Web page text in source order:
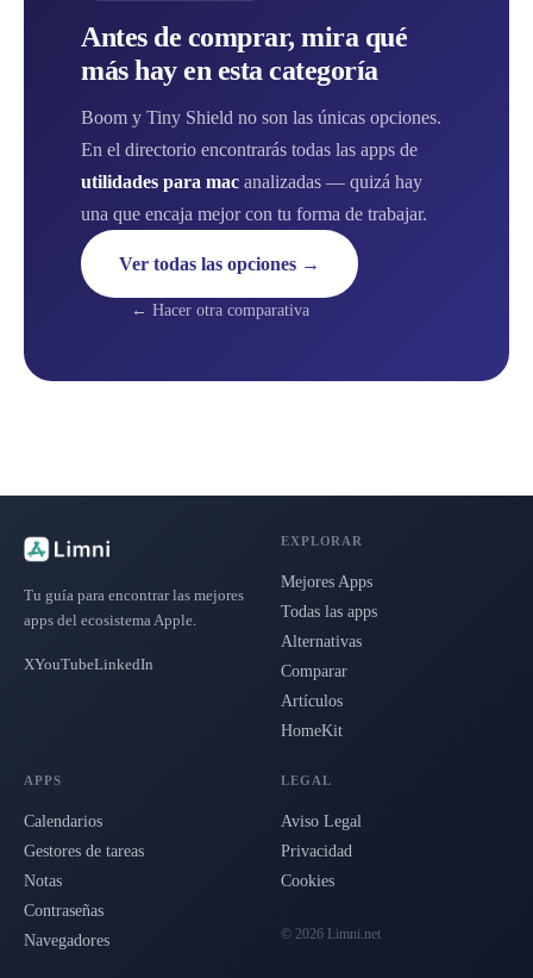
Antes de comprar, mira qué
más hay en esta categoría
Boom y Tiny Shield no son las únicas opciones.
En el directorio encontrarás todas las apps de
utilidades para mac analizadas — quizá hay
una que encaja mejor con tu forma de trabajar.
Ver todas las opciones →
← Hacer otra comparativa
Tu guía para encontrar las mejores
apps del ecosistema Apple.
XYouTubeLinkedIn
EXPLORAR
Mejores Apps
Todas las apps
Alternativas
Comparar
Artículos
HomeKit
APPS
Calendarios
Gestores de tareas
Notas
Contraseñas
Navegadores
LEGAL
Aviso Legal
Privacidad
Cookies
© 2026 Limni.net